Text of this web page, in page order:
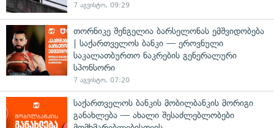
7 აგვისტო, 09:29
თორნიკე შენგელია ბარსელონას ემშვიდობება
| საქართველოს ბანკი — ეროვნული
საკალათბურთო ნაკრების გენერალური
სპონსორი
7 აგვისტო, 07:20
საქართველოს ბანკის მობილბანკის მორიგი
განახლება — ახალი შესაძლებლობები